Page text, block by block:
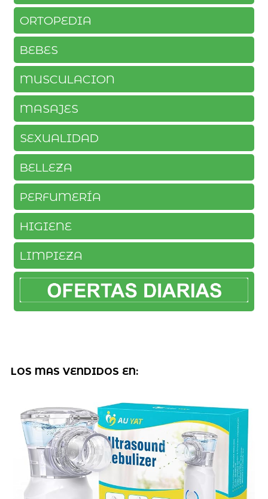
ORTOPEDIA
BEBES
MUSCULACION
MASAJES
SEXUALIDAD
BELLEZA
PERFUMERÍA
HIGIENE
LIMPIEZA
LOS MAS VENDIDOS EN: